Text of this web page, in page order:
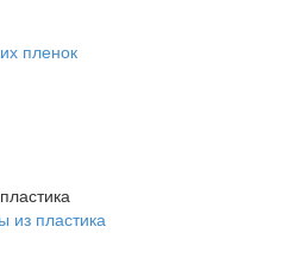
пленок
из пластика